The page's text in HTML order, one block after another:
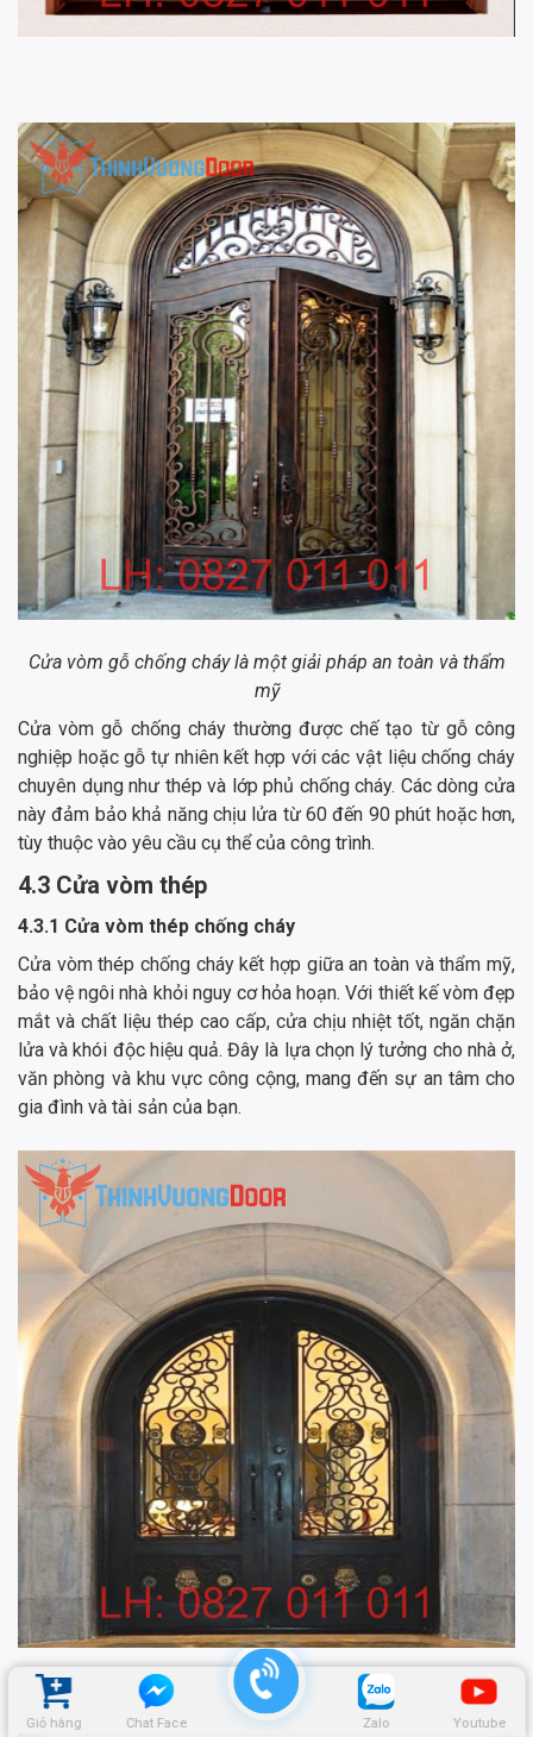
Giỏ hàng Chat Face Zalo Youtube
Cửa vòm gỗ chống cháy là một giải pháp an toàn và thẩm
mỹ
Cửa vòm gỗ chống cháy thường được chế tạo từ gỗ công
nghiệp hoặc gỗ tự nhiên kết hợp với các vật liệu chống cháy
chuyên dụng như thép và lớp phủ chống cháy. Các dòng cửa
này đảm bảo khả năng chịu lửa từ 60 đến 90 phút hoặc hơn,
tùy thuộc vào yêu cầu cụ thể của công trình.
4.3 Cửa vòm thép
4.3.1 Cửa vòm thép chống cháy
Cửa vòm thép chống cháy kết hợp giữa an toàn và thẩm mỹ,
bảo vệ ngôi nhà khỏi nguy cơ hỏa hoạn. Với thiết kế vòm đẹp
mắt và chất liệu thép cao cấp, cửa chịu nhiệt tốt, ngăn chặn
lửa và khói độc hiệu quả. Đây là lựa chọn lý tưởng cho nhà ở,
văn phòng và khu vực công cộng, mang đến sự an tâm cho
gia đình và tài sản của bạn.